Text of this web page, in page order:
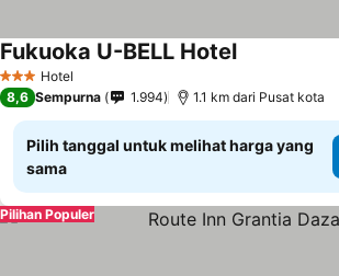
3 BintangHotel
Fukuoka U-BELL HotelLihat harga
8,6 Sempurna 1.994 1.1 km dari Pusat kota
Pilih tanggal untuk melihat harga yang
sama
Pilihan Populer